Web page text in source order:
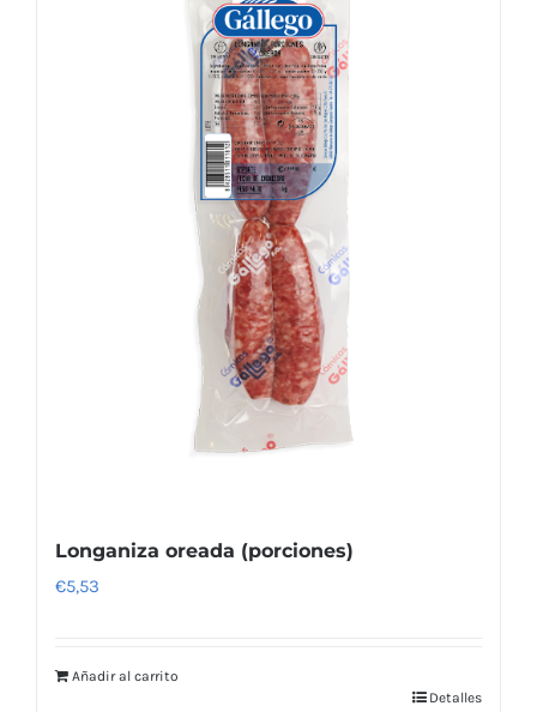
Longaniza oreada (porciones)
€5,53
Añadir al carrito
Detalles